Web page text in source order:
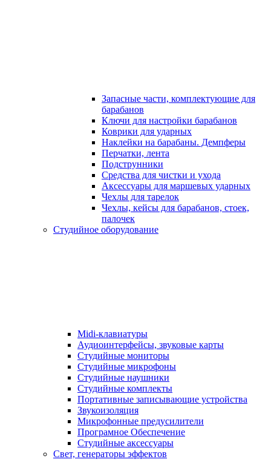
Запасные части, комплектующие для
барабанов
Ключи для настройки барабанов
Коврики для ударных
Наклейки на барабаны. Демпферы
Перчатки, лента
Подструнники
Средства для чистки и ухода
Аксессуары для маршевых ударных
Чехлы для тарелок
Чехлы, кейсы для барабанов, стоек,
палочек
Студийное оборудование
Midi-клавиатуры
Аудиоинтерфейсы, звуковые карты
Студийные мониторы
Студийные микрофоны
Студийные наушники
Студийные комплекты
Портативные записывающие устройства
Звукоизоляция
Микрофонные предусилители
Програмное Обеспечение
Студийные аксессуары
Свет, генераторы эффектов